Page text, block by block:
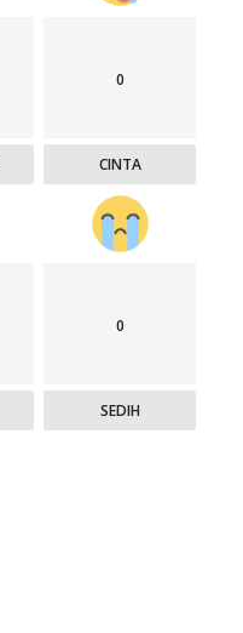
0
CINTA
0
SEDIH